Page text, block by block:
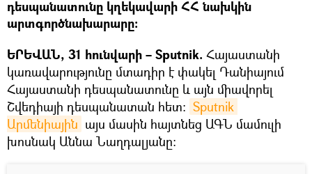
դեսպանատունը կղեկավարի ՀՀ նախկին
արտգործնախարարը։
ԵՐԵՎԱՆ, 31 հունվարի – Sputnik. Հայաստանի
կառավարությունը մտադիր է փակել Դանիայում
Հայաստանի դեսպանատունը և այն միավորել
Շվեդիայի դեսպանատան հետ: Sputnik
Արմենիային այս մասին հայտնեց ԱԳՆ մամուլի
խոսնակ Աննա Նաղդալյանը։